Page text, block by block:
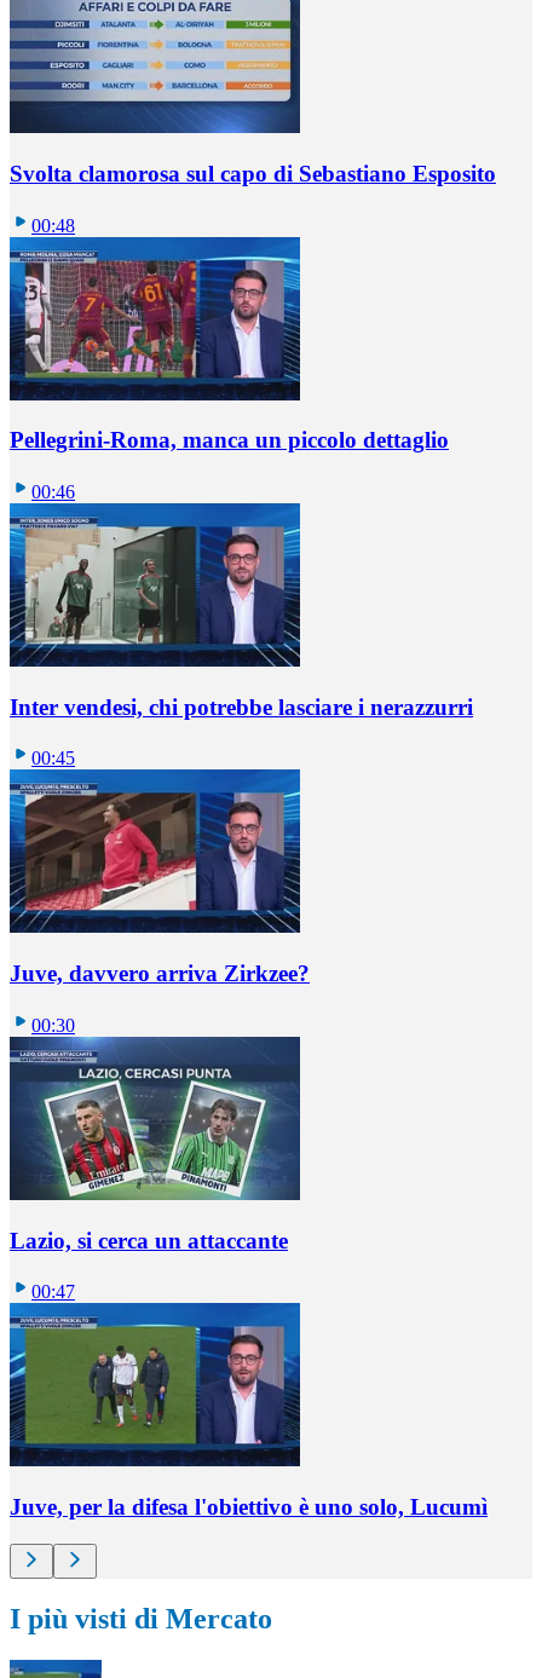
Svolta clamorosa sul capo di Sebastiano Esposito
00:48
Pellegrini-Roma, manca un piccolo dettaglio
00:46
Inter vendesi, chi potrebbe lasciare i nerazzurri
00:45
Juve, davvero arriva Zirkzee?
00:30
Lazio, si cerca un attaccante
00:47
Juve, per la difesa l'obiettivo è uno solo, Lucumì
I più visti di Mercato